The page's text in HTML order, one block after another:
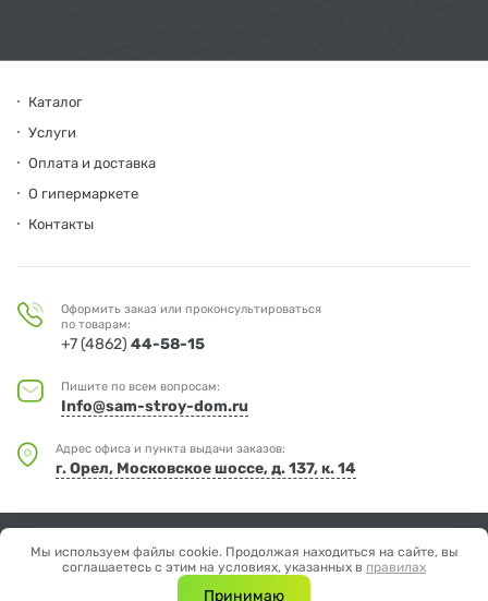
Каталог
Услуги
Оплата и доставка
О гипермаркете
Контакты
Оформить заказ или проконсультироваться
по товарам:
+7 (4862) 44-58-15
Пишите по всем вопросам:
Info@sam-stroy-dom.ru
Адрес офиса и пункта выдачи заказов:
г. Орел, Московское шоссе, д. 137, к. 14
Отправляя любую форму на сайте, вы соглашаетесь сПолитикой
Мы используем файлы cookie. Продолжая находиться на сайте, вы
соглашаетесь с этим на условиях, указанных в правилах
Принимаю